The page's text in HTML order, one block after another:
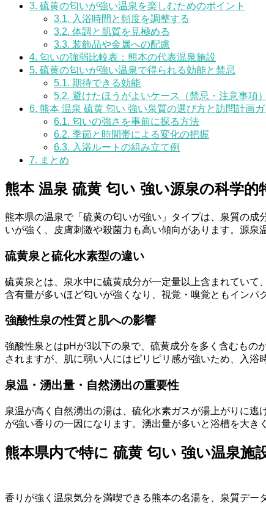
3. 硫黄の匂いが強い温泉を楽しむためのポイント
3.1. 入浴時間と頻度を調整する
3.2. 体調と肌質を見極める
3.3. 装飾品や金属への配慮
4. 匂いの強弱比較表：熊本の代表温泉施設
5. 硫黄の匂いが強い温泉で得られる効能と禁忌
5.1. 期待できる効能
5.2. 避けたほうがよいケース（禁忌・注意事項）
6. 熊本 温泉 硫黄 匂い 強い泉質の選び方と訪問計画ガ
6.1. 匂いの強さを事前に探る方法
6.2. 季節と時間帯による変化の把握
6.3. 入浴ルートの組み立て例
7. まとめ
熊本 温泉 硫黄 匂い 強い源泉の科学的
熊本県の温泉で「硫黄の匂いが強い」タイプは、泉質の
いが強く、皮膚刺激や殺菌力も高い傾向があります。源泉
硫黄泉と硫化水素型の違い
硫黄泉とは、泉水中に硫黄成分が一定量以上含まれていて
含有量が多いほど匂いが強くなり、視覚・嗅覚ともインパ
強酸性泉の性質と肌への影響
強酸性泉とはpHが3以下の泉で、硫黄成分を多く含むもの
されますが、肌に弱い人にはピリピリ感が強いため、入浴
泉温・湧出量・自然湧出の重要性
泉温が高く自然湧出の湯は、硫化水素ガスが湯上がりに
が強い香りの一因になります。湧出量が多いと浴槽を大き
熊本県内で特に 硫黄 匂い 強い温泉施
香りが強く温泉気分を満喫できる熊本の名湯を、泉質デー